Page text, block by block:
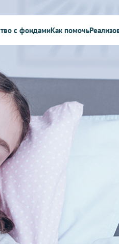
с фондамиКак помочь